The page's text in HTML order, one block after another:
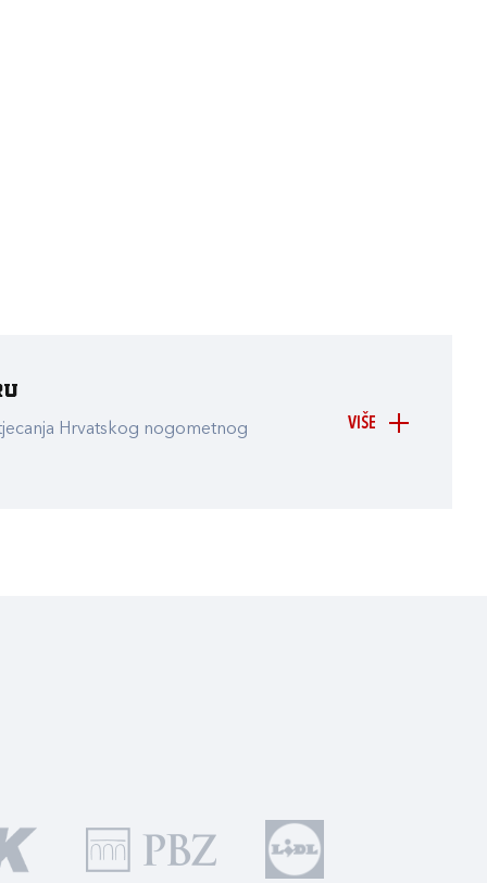
VIŠE
Hrvatskog nogometnog